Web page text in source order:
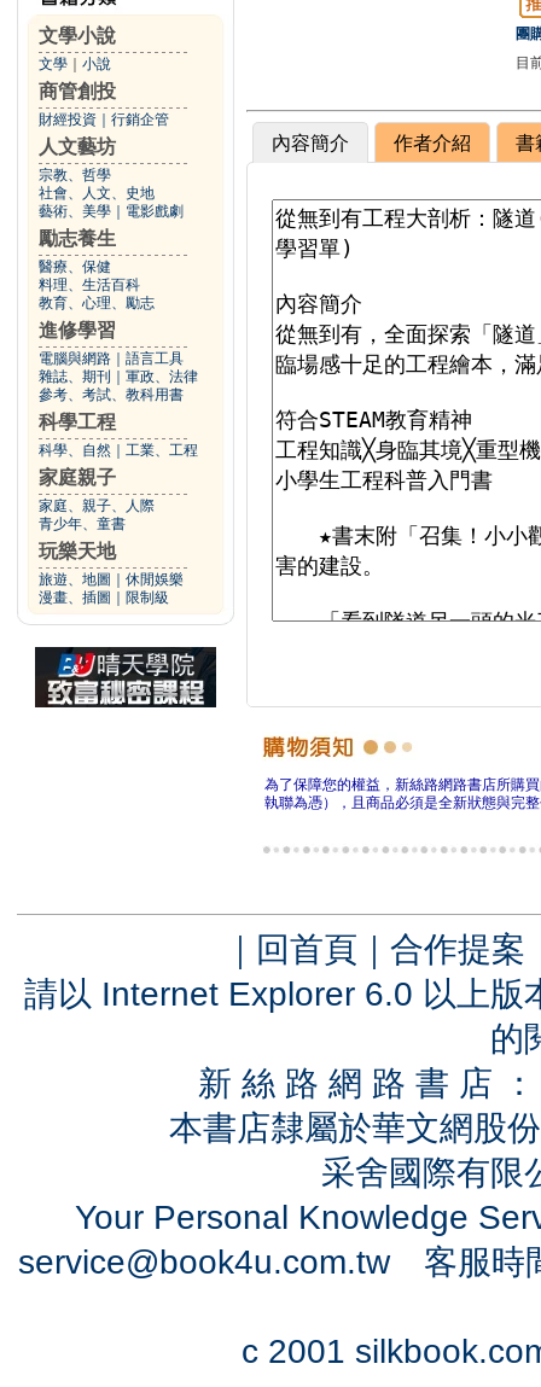
文學小說
文學 小說
商管創投
財經投資 行銷企管
人文藝坊
宗教、哲學
社會、人文、史地
藝術、美學
電影戲劇
勵志養生
醫療、保健
料理、生活百科
教育、心理、勵志
進修學習
電腦與網路
語言工具
雜誌、期刊
軍政、法律
參考、考試、教科用書
科學工程
科學、自然 工業、工程
家庭親子
家庭、親子、人際
青少年、童書
玩樂天地
旅遊、地圖
休閒娛樂
漫畫、插圖
限制級
團
目
內容簡介 作者介紹 書
為了保障您的權益，新絲路網路書店所購
執聯為憑），且商品必須是全新狀態與完
｜ 回首頁 ｜ 合作提案
請以 Internet Explorer 6.0 以上
的
新 絲 路 網 路 書 店
本書店隸屬於華文網股
采舍國際有
Your Personal Knowledge
service@book4u.com.tw客服時
c 2001